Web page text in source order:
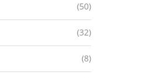
(50)
(32)
(8)